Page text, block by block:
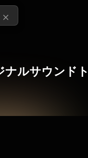
ナルサウンドト